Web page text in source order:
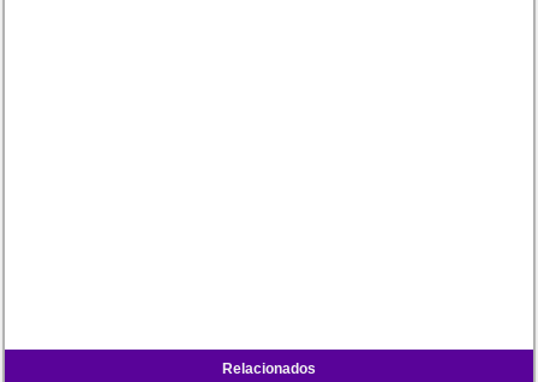
Relacionados